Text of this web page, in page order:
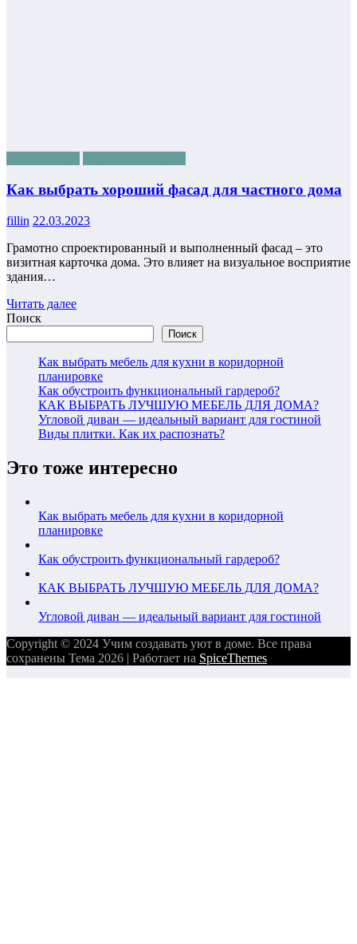
Как выбрать хороший фасад для частного дома
fillin 22.03.2023
Грамотно спроектированный и выполненный фасад – это
визитная карточка дома. Это влияет на визуальное восприятие
здания…
Читать далее
Поиск
Поиск
Как выбрать мебель для кухни в коридорной
планировке
Как обустроить функциональный гардероб?
КАК ВЫБРАТЬ ЛУЧШУЮ МЕБЕЛЬ ДЛЯ ДОМА?
Угловой диван — идеальный вариант для гостиной
Виды плитки. Как их распознать?
Это тоже интересно
Как выбрать мебель для кухни в коридорной
планировке
Как обустроить функциональный гардероб?
КАК ВЫБРАТЬ ЛУЧШУЮ МЕБЕЛЬ ДЛЯ ДОМА?
Угловой диван — идеальный вариант для гостиной
Copyright © 2024 Учим создавать уют в доме. Все права
сохранены Тема 2026 | Работает на SpiceThemes